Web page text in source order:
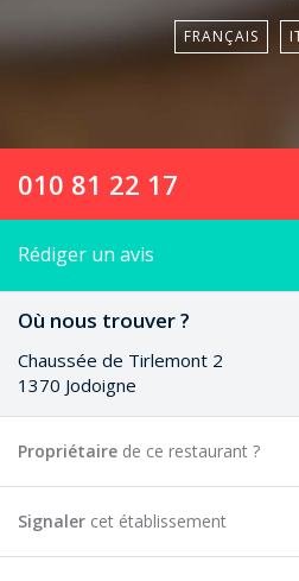
FRANÇAIS
010 81 22 17
Rédiger un avis
Où nous trouver ?
Chaussée de Tirlemont 2
1370 Jodoigne
Propriétaire de ce restaurant ?
Signaler cet établissement